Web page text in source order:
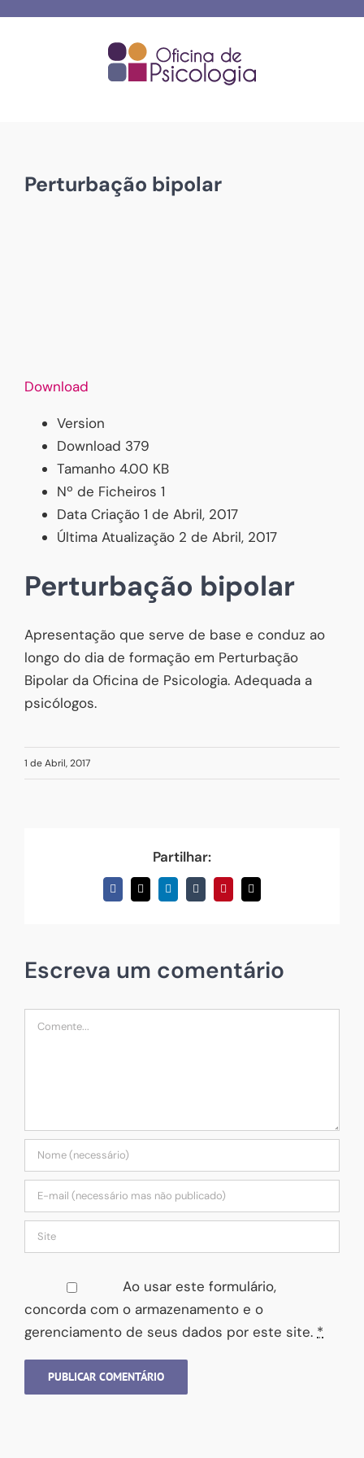
Perturbação bipolar
Download
Version
Download 379
Tamanho 4.00 KB
Nº de Ficheiros 1
Data Criação 1 de Abril, 2017
Última Atualização 2 de Abril, 2017
Perturbação bipolar
Apresentação que serve de base e conduz ao
longo do dia de formação em Perturbação
Bipolar da Oficina de Psicologia. Adequada a
psicólogos.
1 de Abril, 2017
Partilhar:
Facebook
X LinkedInTumblrPinterestEmail
(necessário
Escreva um comentário
Comentário
Ao usar este formulário,
concorda com o armazenamento e o
gerenciamento de seus dados por este site. *